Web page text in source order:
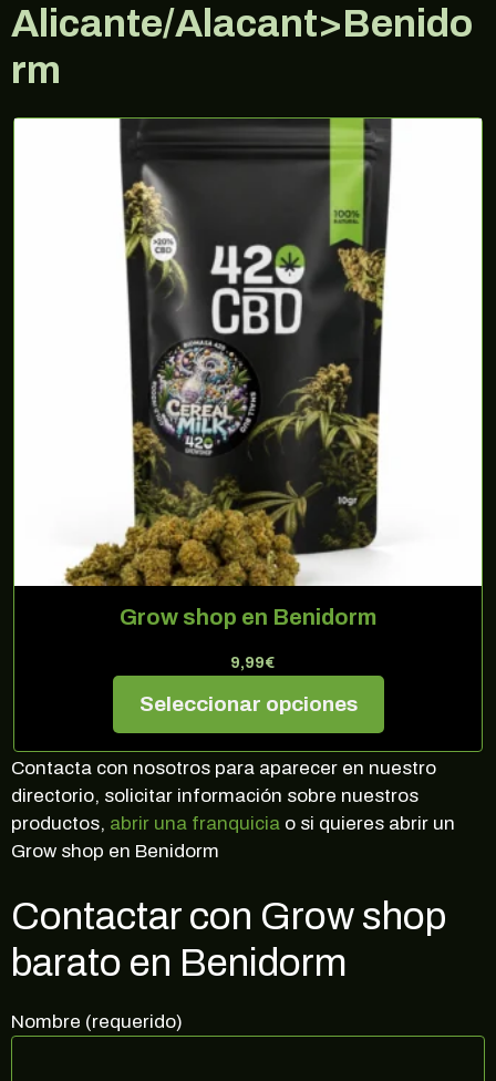
Alicante/Alacant>Benido
rm
Grow shop en Benidorm
9,99€
Seleccionar opciones
Contacta con nosotros para aparecer en nuestro
directorio, solicitar información sobre nuestros
productos, abrir una franquicia o si quieres abrir un
Grow shop en Benidorm
Contactar con Grow shop
barato en Benidorm
Nombre (requerido)¡10% DE DESCUENTO EN TU